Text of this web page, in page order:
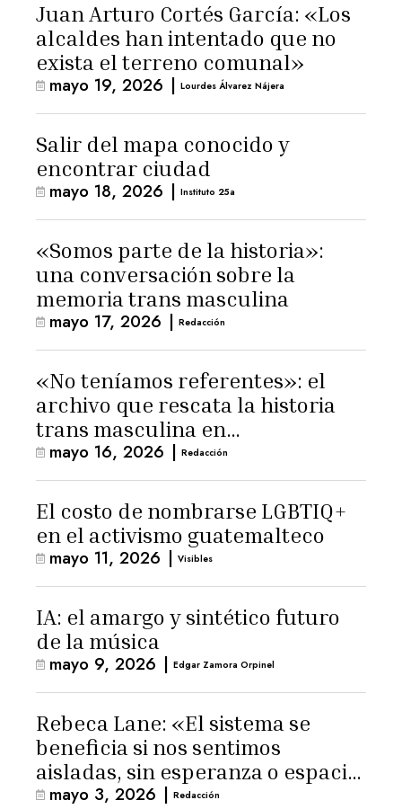
Juan Arturo Cortés García: «Los
alcaldes han intentado que no
exista el terreno comunal»
mayo 19, 2026 | Lourdes Álvarez Nájera
Salir del mapa conocido y
encontrar ciudad
mayo 18, 2026 | Instituto 25a
«Somos parte de la historia»:
una conversación sobre la
memoria trans masculina
mayo 17, 2026 | Redacción
«No teníamos referentes»: el
archivo que rescata la historia
trans masculina en
Latinoamérica
mayo 16, 2026 | Redacción
El costo de nombrarse LGBTIQ+
en el activismo guatemalteco
mayo 11, 2026 | Visibles
IA: el amargo y sintético futuro
de la música
mayo 9, 2026 | Edgar Zamora Orpinel
Rebeca Lane: «El sistema se
beneficia si nos sentimos
aisladas, sin esperanza o espacio
para la ternura»
mayo 3, 2026 | Redacción